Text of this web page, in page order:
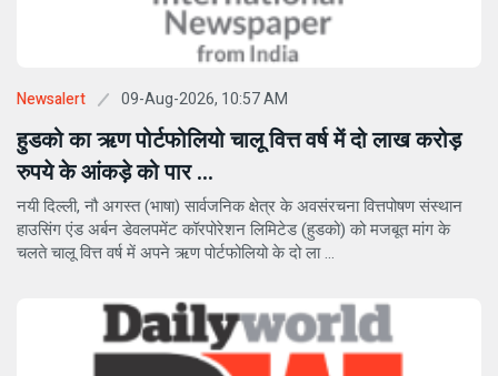
Newsalert 09-Aug-2026, 10:57 AM
हुडको का ऋण पोर्टफोलियो चालू वित्त वर्ष में दो लाख करोड़
रुपये के आंकड़े को पार ...
नयी दिल्ली, नौ अगस्त (भाषा) सार्वजनिक क्षेत्र के अवसंरचना वित्तपोषण संस्थान
हाउसिंग एंड अर्बन डेवलपमेंट कॉरपोरेशन लिमिटेड (हुडको) को मजबूत मांग के
चलते चालू वित्त वर्ष में अपने ऋण पोर्टफोलियो के दो ला ...